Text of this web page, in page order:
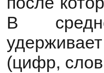
В
(цифр,